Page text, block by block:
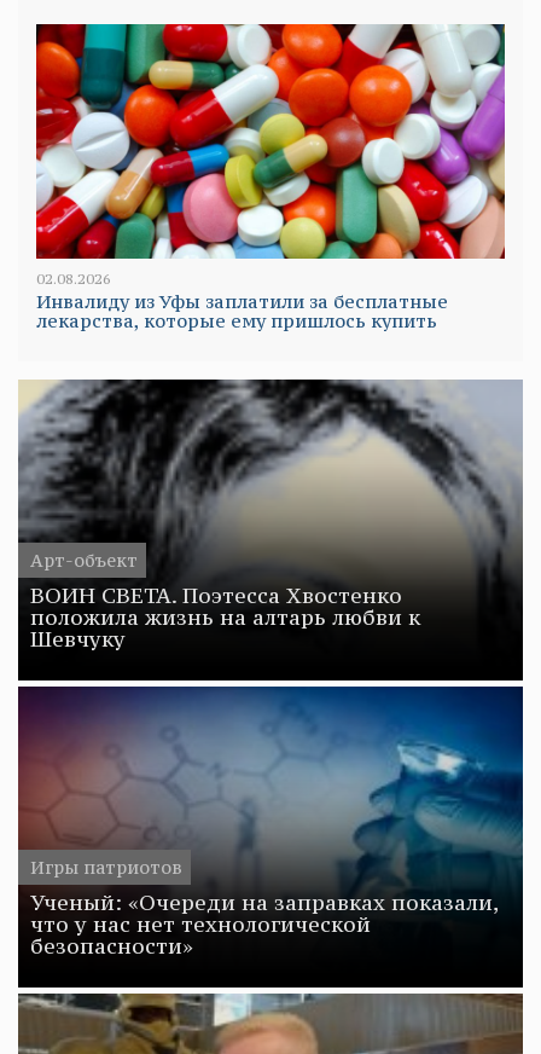
02.08.2026
Инвалиду из Уфы заплатили за бесплатные
лекарства, которые ему пришлось купить
Арт-объект
ВОИН СВЕТА. Поэтесса Хвостенко
положила жизнь на алтарь любви к
Шевчуку
Игры патриотов
Ученый: «Очереди на заправках показали,
что у нас нет технологической
безопасности»